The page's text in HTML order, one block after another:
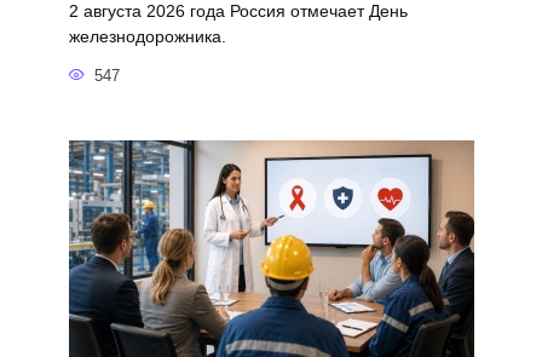
2 августа 2026 года Россия отмечает День
железнодорожника.
547